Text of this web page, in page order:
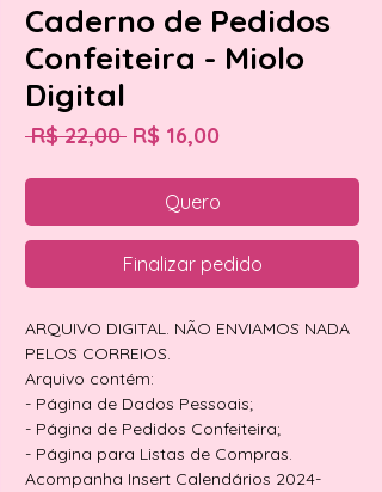
Caderno de Pedidos
Confeiteira - Miolo
Digital
R$ 22,00 Preço
R$ 16,00
Quero
Finalizar pedido
ARQUIVO DIGITAL. NÃO ENVIAMOS NADA
PELOS CORREIOS.
Arquivo contém:
- Página de Dados Pessoais;
- Página de Pedidos Confeiteira;
- Página para Listas de Compras.
Acompanha Insert Calendários 2024-